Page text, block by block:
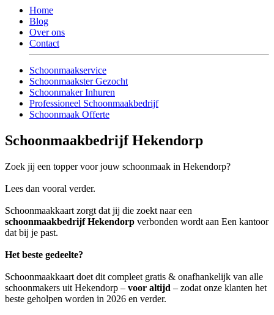
Home
Blog
Over ons
Contact
Schoonmaakservice
Schoonmaakster Gezocht
Schoonmaker Inhuren
Professioneel Schoonmaakbedrijf
Schoonmaak Offerte
Schoonmaakbedrijf Hekendorp
Zoek jij een topper voor jouw schoonmaak in Hekendorp?
Lees dan vooral verder.
Schoonmaakkaart zorgt dat jij die zoekt naar een
schoonmaakbedrijf Hekendorp verbonden wordt aan Een kantoor
dat bij je past.
Het beste gedeelte?
Schoonmaakkaart doet dit compleet gratis & onafhankelijk van alle
schoonmakers uit Hekendorp – voor altijd – zodat onze klanten het
beste geholpen worden in 2026 en verder.